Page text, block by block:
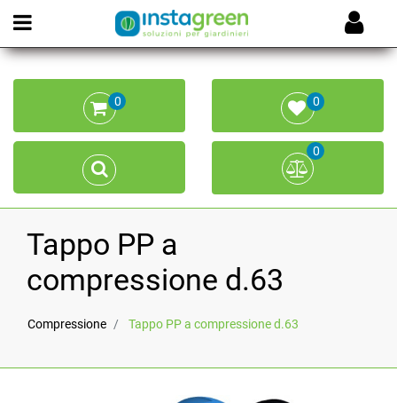
Open menu
0 0
0
Tappo PP a
compressione d.63
Compressione Tappo PP a compressione d.63